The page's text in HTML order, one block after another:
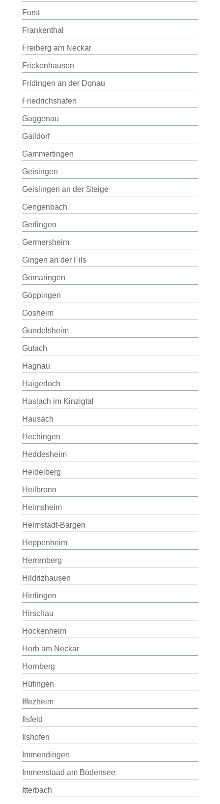
Forst
Frankenthal
Freiberg am Neckar
Frickenhausen
Fridingen an der Donau
Friedrichshafen
Gaggenau
Gaildorf
Gammertingen
Geisingen
Geislingen an der Steige
Gengenbach
Gerlingen
Germersheim
Gingen an der Fils
Gomaringen
Göppingen
Gosheim
Gundelsheim
Gutach
Hagnau
Haigerloch
Haslach im Kinzigtal
Hausach
Hechingen
Heddesheim
Heidelberg
Heilbronn
Heimsheim
Helmstadt-Bargen
Heppenheim
Herrenberg
Hildrizhausen
Hirrlingen
Hirschau
Hockenheim
Horb am Neckar
Hornberg
Hüfingen
Iffezheim
Ilsfeld
Ilshofen
Immendingen
Immenstaad am Bodensee
Itterbach